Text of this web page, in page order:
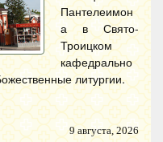
Пантелеимон
а в Свято-
Троицком
кафедрально
литургии.
9 августа, 2026